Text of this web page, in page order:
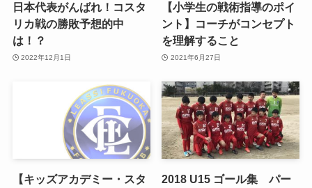
日本代表がんばれ！コスタ
リカ戦の勝敗予想的中
は！？
2022年12月1日
【小学生の戦術指導のポイ
ント】コーチがコンセプト
を理解すること
2021年6月27日
【キッズアカデミー・スタ
2018 U15 ゴール集 パー